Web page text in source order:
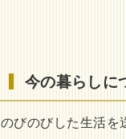
今の暮らしに
のびのびした生活を